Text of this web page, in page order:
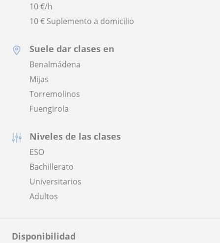
10€/h
10 € Suplemento a domicilio
Suele dar clases en
Benalmádena
Mijas
Torremolinos
Fuengirola
Niveles de las clases
ESO
Bachillerato
Universitarios
Adultos
Disponibilidad